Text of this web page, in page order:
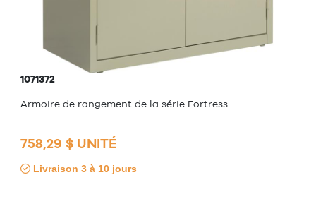
1071372
Armoire de rangement de la série Fortress
758,29 $ UNITÉ
Livraison 3 à 10 jours